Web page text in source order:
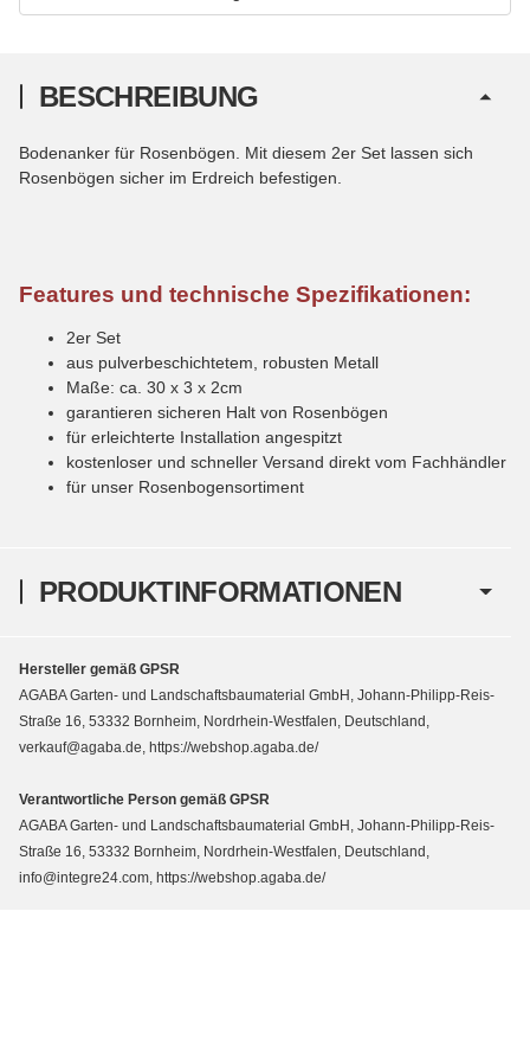
PRODUKTINFORMATIONEN
BESCHREIBUNG
Bodenanker für Rosenbögen. Mit diesem 2er Set lassen sich
Rosenbögen sicher im Erdreich befestigen.
Features und technische Spezifikationen:
2er Set
aus pulverbeschichtetem, robusten Metall
Maße: ca. 30 x 3 x 2cm
garantieren sicheren Halt von Rosenbögen
für erleichterte Installation angespitzt
kostenloser und schneller Versand direkt vom Fachhändler
für unser Rosenbogensortiment
Hersteller gemäß GPSR
AGABA Garten- und Landschaftsbaumaterial GmbH, Johann-Philipp-Reis-
Straße 16, 53332 Bornheim, Nordrhein-Westfalen, Deutschland,
verkauf@agaba.de, https://webshop.agaba.de/
Verantwortliche Person gemäß GPSR
AGABA Garten- und Landschaftsbaumaterial GmbH, Johann-Philipp-Reis-
Straße 16, 53332 Bornheim, Nordrhein-Westfalen, Deutschland,
info@integre24.com, https://webshop.agaba.de/